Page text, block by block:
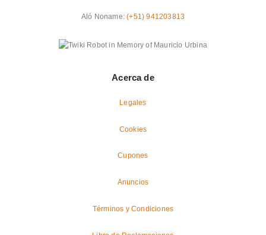
Aló Noname:(+51) 941203813
Acerca de
Legales
Cookies
Cupones
Anuncios
Términos y Condiciones